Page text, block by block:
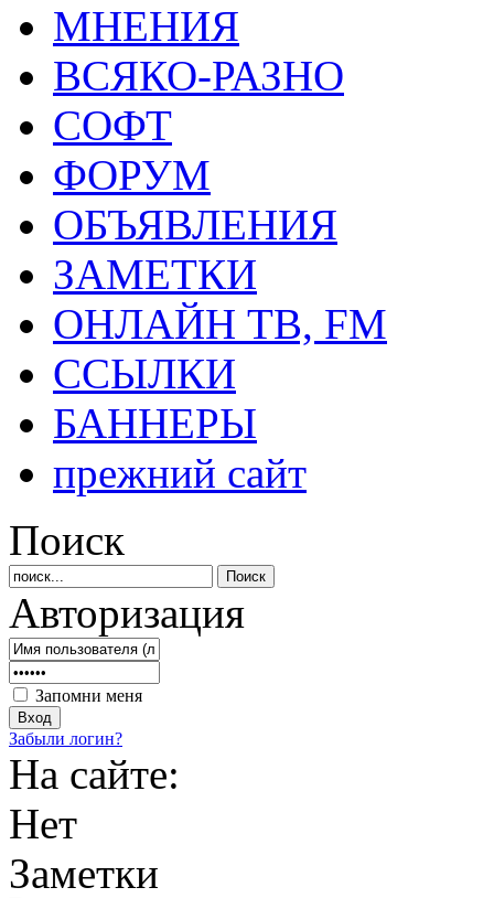
МНЕНИЯ
ВСЯКО-РАЗНО
СОФТ
ФОРУМ
ОБЪЯВЛЕНИЯ
ЗАМЕТКИ
ОНЛАЙН ТВ, FM
ССЫЛКИ
БАННЕРЫ
прежний сайт
Поиск
Авторизация
Запомни меня
Забыли логин?
На сайте:
Нет
Заметки